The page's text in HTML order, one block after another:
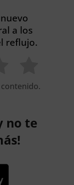
a los
reflujo.
no te